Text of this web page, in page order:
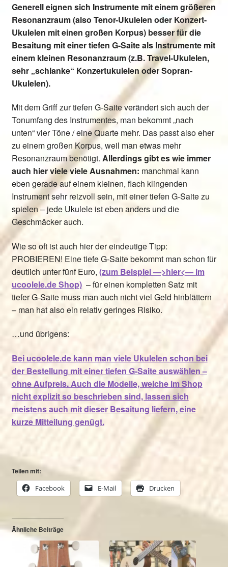
Generell eignen sich Instrumente mit einem größeren
Resonanzraum (also Tenor-Ukulelen oder Konzert-
Ukulelen mit einen großen Korpus) besser für die
Besaitung mit einer tiefen G-Saite als Instrumente mit
einem kleinen Resonanzraum (z.B. Travel-Ukulelen,
sehr „schlanke“ Konzertukulelen oder Sopran-
Ukulelen).
Mit dem Griff zur tiefen G-Saite verändert sich auch der
Tonumfang des Instrumentes, man bekommt „nach
unten“ vier Töne / eine Quarte mehr. Das passt also eher
zu einem großen Korpus, weil man etwas mehr
Resonanzraum benötigt. Allerdings gibt es wie immer
auch hier viele viele Ausnahmen: manchmal kann
eben gerade auf einem kleinen, flach klingenden
Instrument sehr reizvoll sein, mit einer tiefen G-Saite zu
spielen – jede Ukulele ist eben anders und die
Geschmäcker auch.
Wie so oft ist auch hier der eindeutige Tipp:
PROBIEREN! Eine tiefe G-Saite bekommt man schon für
deutlich unter fünf Euro, (zum Beispiel —>hier<— im
ucoolele.de Shop)– für einen kompletten Satz mit
tiefer G-Saite muss man auch nicht viel Geld hinblättern
– man hat also ein relativ geringes Risiko.
…und übrigens:
Bei ucoolele.de kann man viele Ukulelen schon bei
der Bestellung mit einer tiefen G-Saite auswählen –
ohne Aufpreis. Auch die Modelle, welche im Shop
nicht explizit so beschrieben sind, lassen sich
meistens auch mit dieser Besaitung liefern, eine
kurze Mitteilung genügt.
Teilen mit:
Facebook
E-Mail Drucken
Ähnliche Beiträge